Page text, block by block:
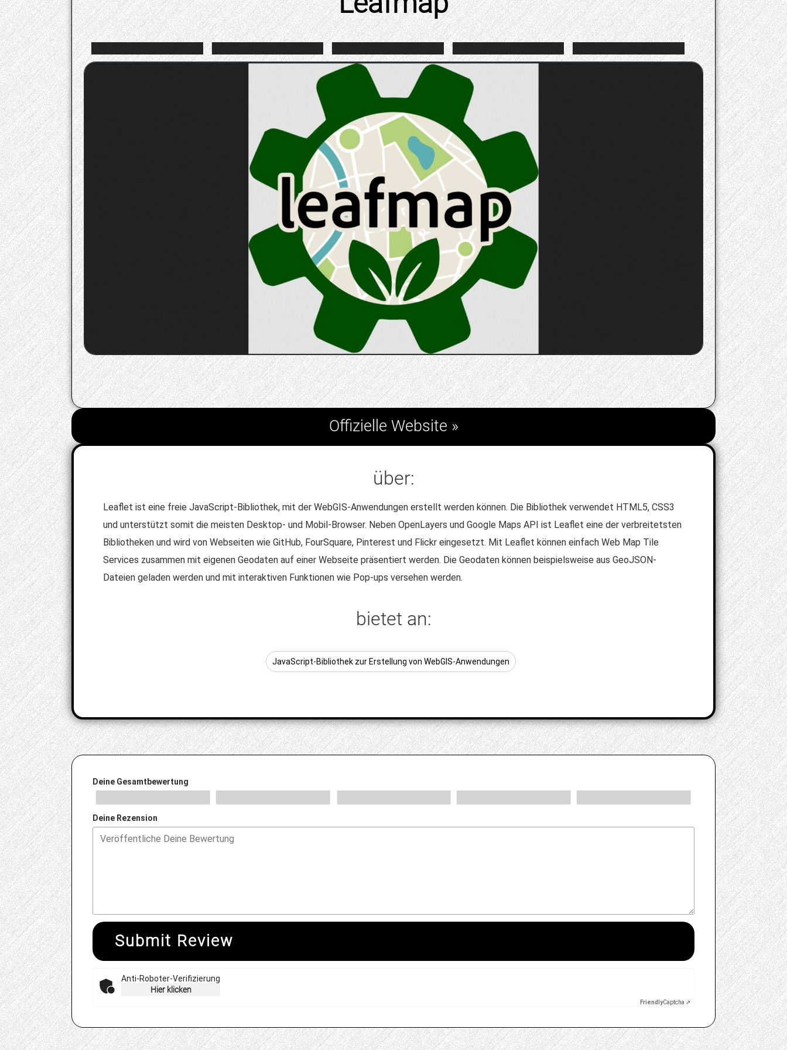
Offizielle Website »
über:
Leaflet ist eine freie JavaScript-Bibliothek, mit der WebGIS-Anwendungen erstellt werden können. Die Bibliothek verwendet HTML5, CSS3
und unterstützt somit die meisten Desktop- und Mobil-Browser. Neben OpenLayers und Google Maps API ist Leaflet eine der verbreitetsten
Bibliotheken und wird von Webseiten wie GitHub, FourSquare, Pinterest und Flickr eingesetzt. Mit Leaflet können einfach Web Map Tile
Services zusammen mit eigenen Geodaten auf einer Webseite präsentiert werden. Die Geodaten können beispielsweise aus GeoJSON-
Dateien geladen werden und mit interaktiven Funktionen wie Pop-ups versehen werden.
bietet an:
JavaScript-Bibliothek zur Erstellung von WebGIS-Anwendungen
Deine Gesamtbewertung
Deine Rezension
Submit Review
Anti-Roboter-Verifizierung
Hier klicken
FriendlyCaptcha ⇗